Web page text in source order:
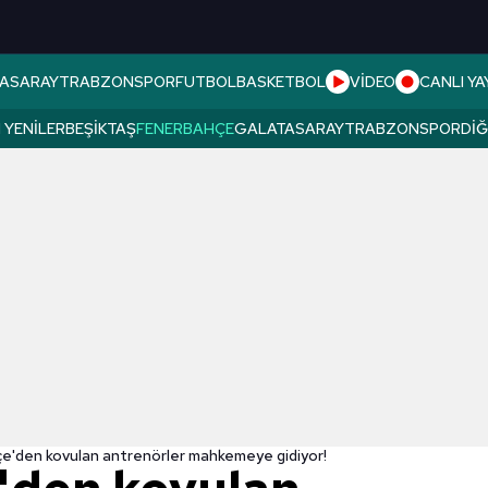
TRABZONSPORFUTBOLBASKETBOL VİDEO CANLI
YENILERBEŞIKTAŞFENERBAHÇEGALATASARAYTRABZONSPOR
kovulan antrenörler mahkemeye gidiyor!